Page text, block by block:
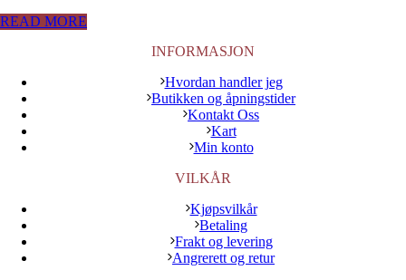
READ MORE
INFORMASJON
Hvordan handler jeg
Butikken og åpningstider
Kontakt Oss
Kart
Min konto
VILKÅR
Kjøpsvilkår
Betaling
Frakt og levering
Angrerett og retur